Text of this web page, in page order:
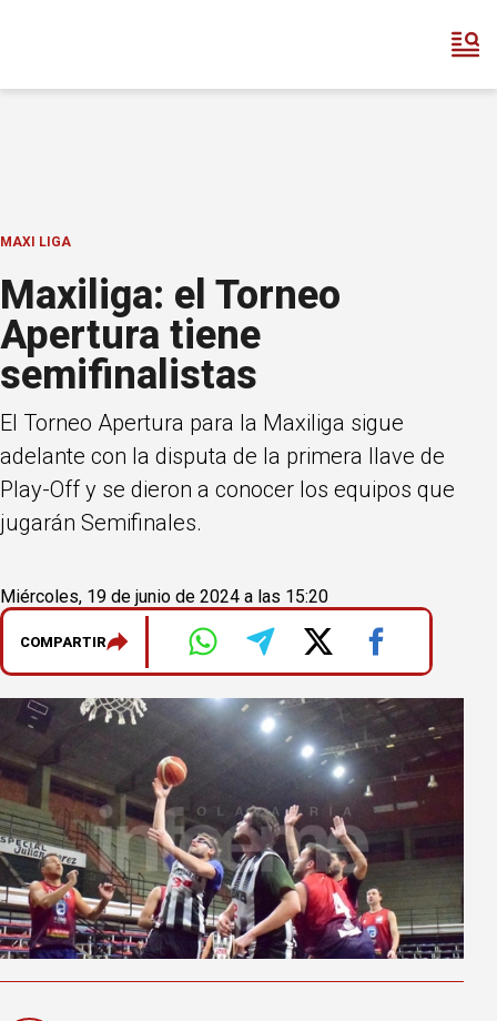
MAXI LIGA
Maxiliga: el Torneo
Apertura tiene
semifinalistas
El Torneo Apertura para la Maxiliga sigue
adelante con la disputa de la primera llave de
Play-Off y se dieron a conocer los equipos que
jugarán Semifinales.
Miércoles, 19 de junio de 2024 a las 15:20
COMPARTIR